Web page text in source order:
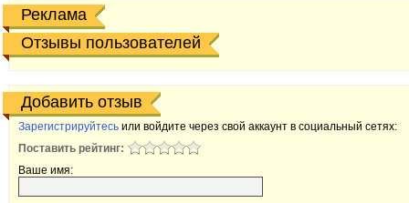
Реклама
Отзывы пользователей
Добавить отзыв
Зарегистрируйтесь или войдите через свой аккаунт в социальный сетях:
Поставить рейтинг:
Ваше имя: